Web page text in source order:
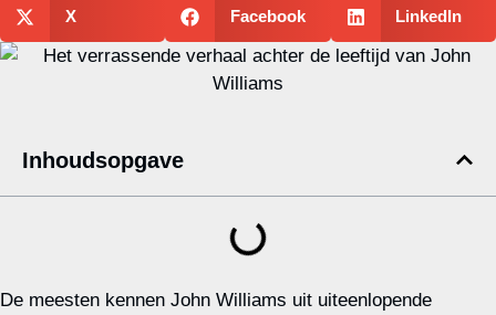
X Facebook LinkedIn
Inhoudsopgave
De meesten kennen John Williams uit uiteenlopende